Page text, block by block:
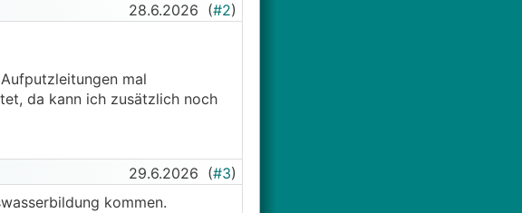
28.6.2026 (#2)
mal
da kann ich zusätzlich noch
29.6.2026 (#3)
kommen.